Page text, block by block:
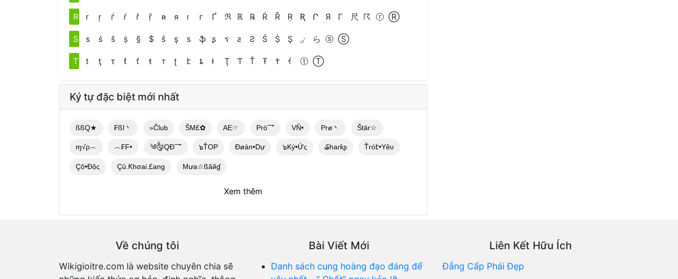
R r ŗ ѓ ŕ ř ṝ ʀ я ɾ г Ґ ℜ ℝ ℞ Ŕ Ȓ Ŗ Ʀ Ր Я Г 尺 ☈ ⓡ Ⓡ
S s ś š ṩ § $ ŝ ş ѕ ֆ ʂ ร ƨ Ƨ Ś Ṩ Ş ٸ ら ⓢ Ⓢ
T t ţ τ ƭ ť ŧ т ʈ է ȶ ƚ Ţ Ƭ Ť Ŧ † ｲ ⓣ Ⓣ
Ký tự đặc biệt mới nhất
ßßQ★ ₣ßI丶 »Člub ŠM£✿ AE☞ Prö乛 VŇ• Prø丶 Štār☆
ɱ√ρ︵ ︵₣F• ༄༂QĐ乛 ๖ŤOP Đøàn•Dự ๖Ký•Ứς ₷haɾƙʂ Ťróէ•Yêʋ
Çô•Độς Çủ.Ƙhσai.£ang Mưa☆ßăйɠ
Xem thêm
Về chúng tôi
Wikigioitre.com là website chuyên chia sẽ
Bài Viết Mới
Danh sách cung hoàng đạo đáng để
Liên Kết Hữu Ích
Đẳng Cấp Phái Đẹp